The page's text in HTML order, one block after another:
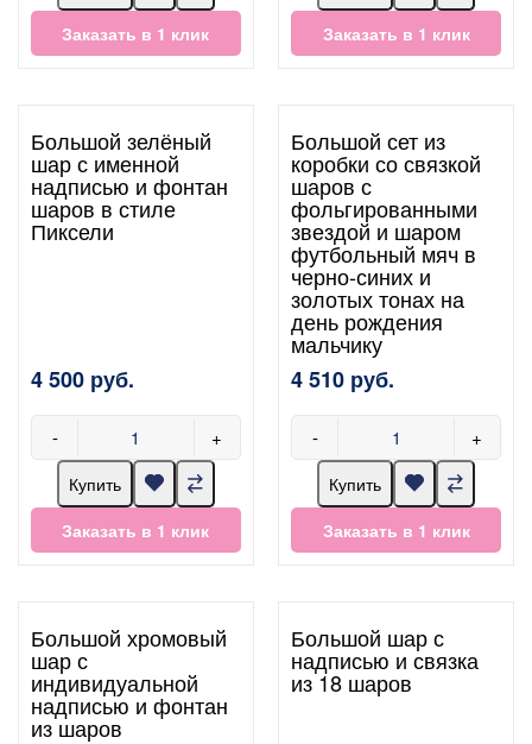
Заказать в 1 клик
Заказать в 1 клик
Большой зелёный
шар с именной
надписью и фонтан
шаров в стиле
Пиксели
4 500 руб.
- +
Купить
Заказать в 1 клик
Большой сет из
коробки со связкой
шаров с
фольгированными
звездой и шаром
футбольный мяч в
черно-синих и
золотых тонах на
день рождения
мальчику
4 510 руб.
- +
Купить
Заказать в 1 клик
Большой хромовый
шар с
индивидуальной
надписью и фонтан
из шаров
Большой шар с
надписью и связка
из 18 шаров